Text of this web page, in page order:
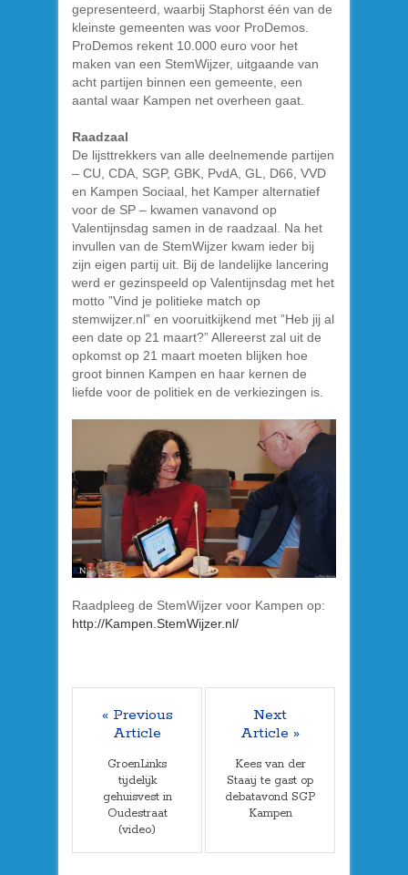
gepresenteerd, waarbij Staphorst één van de
kleinste gemeenten was voor ProDemos.
ProDemos rekent 10.000 euro voor het
maken van een StemWijzer, uitgaande van
acht partijen binnen een gemeente, een
aantal waar Kampen net overheen gaat.
Raadzaal
De lijsttrekkers van alle deelnemende partijen
– CU, CDA, SGP, GBK, PvdA, GL, D66, VVD
en Kampen Sociaal, het Kamper alternatief
voor de SP – kwamen vanavond op
Valentijnsdag samen in de raadzaal. Na het
invullen van de StemWijzer kwam ieder bij
zijn eigen partij uit. Bij de landelijke lancering
werd er gezinspeeld op Valentijnsdag met het
motto ”Vind je politieke match op
stemwijzer.nl” en vooruitkijkend met ”Heb jij al
een date op 21 maart?” Allereerst zal uit de
opkomst op 21 maart moeten blijken hoe
groot binnen Kampen en haar kernen de
liefde voor de politiek en de verkiezingen is.
Raadpleeg de StemWijzer voor Kampen op:
http://Kampen.StemWijzer.nl/
« Previous
Article
GroenLinks
tijdelijk
gehuisvest in
Oudestraat
(video)
Next
Article »
Kees van der
Staaij te gast op
debatavond SGP
Kampen